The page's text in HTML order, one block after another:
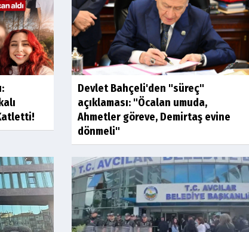
Devlet Bahçeli'den "süreç"
açıklaması: "Öcalan umuda,
Ahmetler göreve, Demirtaş evine
dönmeli"